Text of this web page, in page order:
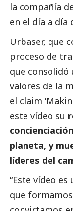
la compañía
en el día a día
Urbaser, que
proceso de
que consolidó
valores de la
el claim
este vídeo su
planeta, y
líderes del
“Este vídeo es
que